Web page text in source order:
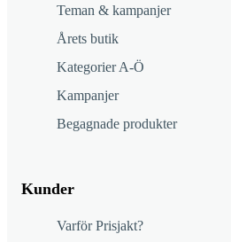
Teman & kampanjer
Årets butik
Kategorier A-Ö
Kampanjer
Begagnade produkter
Kunder
Varför Prisjakt?